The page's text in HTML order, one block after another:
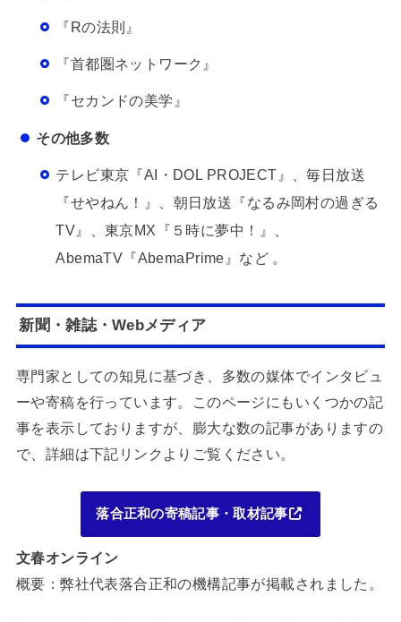
『Rの法則』
『首都圏ネットワーク』
『セカンドの美学』
その他多数
テレビ東京『AI・DOL PROJECT』、毎日放送
『せやねん！』、朝日放送『なるみ岡村の過ぎる
TV』、東京MX『５時に夢中！』、
AbemaTV『AbemaPrime』など 。
新聞・雑誌・Webメディア
専門家としての知見に基づき、多数の媒体でインタビュ
ーや寄稿を行っています。このページにもいくつかの記
事を表示しておりますが、膨大な数の記事がありますの
で、詳細は下記リンクよりご覧ください。
落合正和の寄稿記事・取材記事
文春オンライン
概要：弊社代表落合正和の機構記事が掲載されました。